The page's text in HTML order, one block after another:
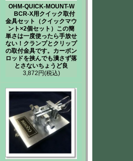
OHM-QUICK-MOUNT-W
BCR-X用クイック取付
金具セット（クイックマウ
ント×2個セット）この簡
単さは一度使ったら手放せ
ない！クランプとクリップ
の取付金具です。カーボン
ロッドを挟んでも潰さず落
とさないちょうど良
3,872円(税込)